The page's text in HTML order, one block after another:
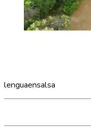
lenguaensalsa